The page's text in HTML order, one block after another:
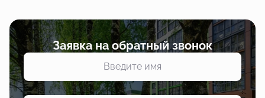
Заявка на обратный звонок